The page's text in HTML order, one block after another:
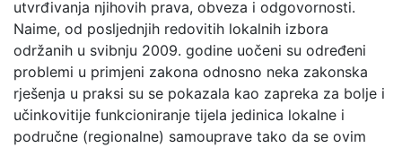
utvrđivanja njihovih prava, obveza i odgovornosti.
Naime, od posljednjih redovitih lokalnih izbora
održanih u svibnju 2009. godine uočeni su određeni
problemi u primjeni zakona odnosno neka zakonska
rješenja u praksi su se pokazala kao zapreka za bolje i
učinkovitije funkcioniranje tijela jedinica lokalne i
područne (regionalne) samouprave tako da se ovim